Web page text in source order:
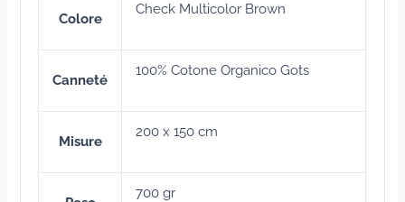
Colore
Check Multicolor Brown
Canneté
100% Cotone Organico Gots
Misure
200 x 150 cm
700 gr